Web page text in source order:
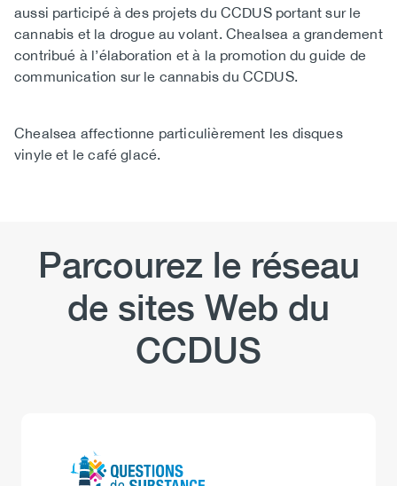
aussi participé à des projets du CCDUS portant sur le
cannabis et la drogue au volant. Chealsea a grandement
contribué à l’élaboration et à la promotion du guide de
communication sur le cannabis du CCDUS.
Chealsea affectionne particulièrement les disques
vinyle et le café glacé.
Parcourez le réseau
de sites Web du
CCDUS